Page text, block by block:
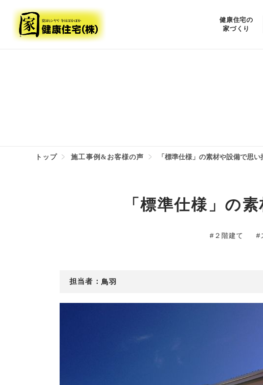
健康住宅の
家づくり
トップ 施工事例&お客様の声 「標準仕様」の素材や設備で思
「標準仕様」の
#２階建て #
担当者： 鳥羽